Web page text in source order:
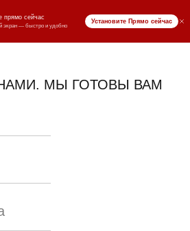
₸ KZT
МЫ ГОТОВЫ ВАМ